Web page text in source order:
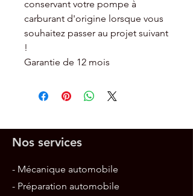
conservant votre pompe à
carburant d'origine lorsque vous
souhaitez passer au projet suivant
!
Garantie de 12 mois
Nos services
- Mécanique automobile
- Préparation automobile